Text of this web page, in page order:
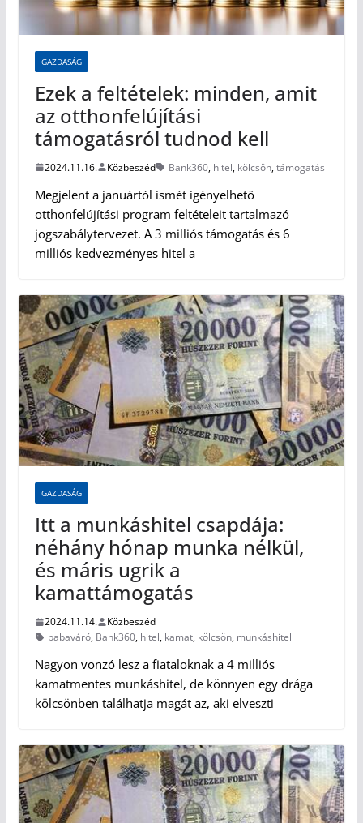
GAZDASÁG
Ezek a feltételek: minden, amit
az otthonfelújítási
támogatásról tudnod kell
2024.11.16. Közbeszéd Bank360, hitel, kölcsön,támogatás
Megjelent a januártól ismét igényelhető
otthonfelújítási program feltételeit tartalmazó
jogszabálytervezet. A 3 milliós támogatás és 6
milliós kedvezményes hitel a
GAZDASÁG
Itt a munkáshitel csapdája:
néhány hónap munka nélkül,
és máris ugrik a
kamattámogatás
2024.11.14.
Közbeszéd
babaváró, Bank360, hitel, kamat, kölcsön, munkáshitel
Nagyon vonzó lesz a fiataloknak a 4 milliós
kamatmentes munkáshitel, de könnyen egy drága
kölcsönben találhatja magát az, aki elveszti